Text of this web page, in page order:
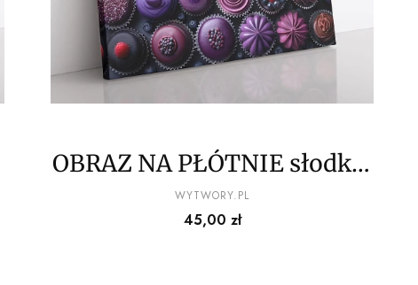
OBRAZ NA PŁÓTNIE słodkie
babeczki wz8
PRODUCENT
WYTWORY.PL
Cena
45,00 zł